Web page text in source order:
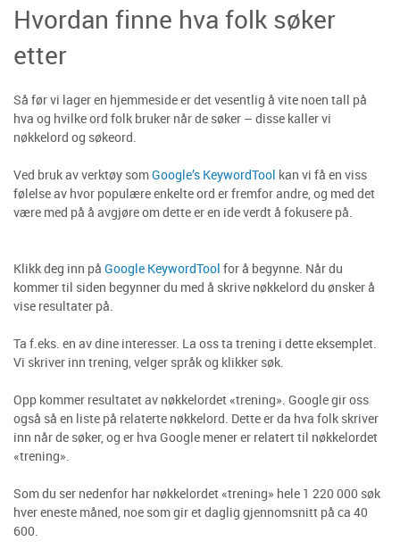
Hvordan finne hva folk søker
etter
Så før vi lager en hjemmeside er det vesentlig å vite noen tall på
hva og hvilke ord folk bruker når de søker – disse kaller vi
nøkkelord og søkeord.
Ved bruk av verktøy somGoogle’s KeywordTool kan vi få en viss
følelse av hvor populære enkelte ord er fremfor andre, og med det
være med på å avgjøre om dette er en ide verdt å fokusere på.
Klikk deg inn på Google KeywordTool for å begynne. Når du
kommer til siden begynner du med å skrive nøkkelord du ønsker å
vise resultater på.
Ta f.eks. en av dine interesser. La oss ta trening i dette eksemplet.
Vi skriver inn trening, velger språk og klikker søk.
Opp kommer resultatet av nøkkelordet «trening». Google gir oss
også så en liste på relaterte nøkkelord. Dette er da hva folk skriver
inn når de søker, og er hva Google mener er relatert til nøkkelordet
«trening».
Som du ser nedenfor har nøkkelordet «trening» hele 1 220 000 søk
hver eneste måned, noe som gir et daglig gjennomsnitt på ca 40
600.